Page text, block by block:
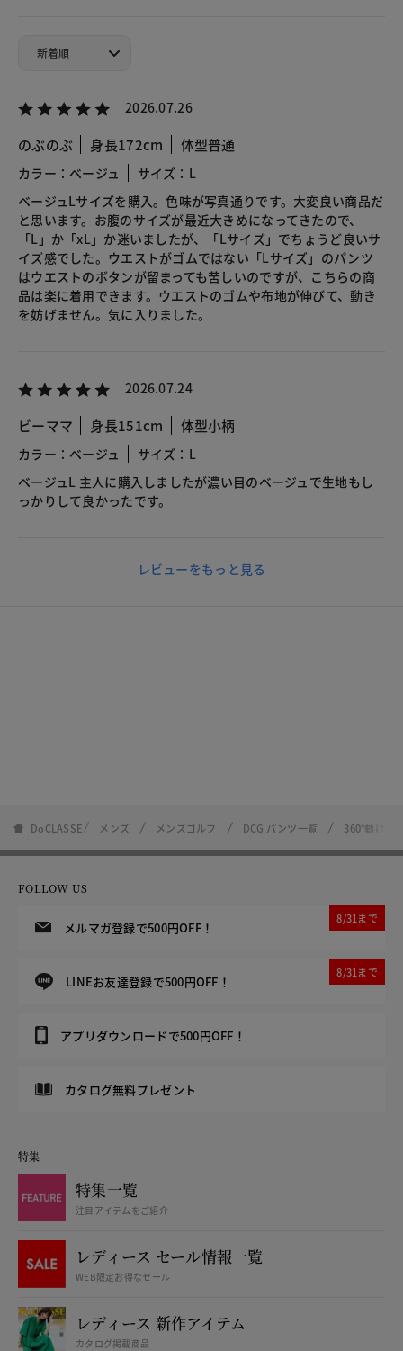
2026.07.26
のぶのぶ 身長172cm 体型普通
カラー：ベージュ
サイズ：L
ベージュLサイズを購入。色味が写真通りです。大変良い商品だ
と思います。お腹のサイズが最近大きめになってきたので、
「L」か「xL」か迷いましたが、「Lサイズ」でちょうど良いサ
イズ感でした。ウエストがゴムではない「Lサイズ」のパンツ
はウエストのボタンが留まっても苦しいのですが、こちらの商
品は楽に着用できます。ウエストのゴムや布地が伸びて、動き
を妨げません。気に入りました。
2026.07.24
ビーママ 身長151cm 体型小柄
カラー：ベージュ
サイズ：L
ベージュL 主人に購入しましたが濃い目のベージュで生地もし
っかりして良かったです。
レビューをもっと見る
DoCLASSE メンズ メンズゴルフ DCG パンツ一覧 360°動ける
FOLLOW US
メルマガ登録で500円OFF！
8/31まで
LINEお友達登録で500円OFF！
8/31まで
アプリダウンロードで500円OFF！
カタログ無料プレゼント
特集
特集一覧
注目アイテムをご紹介
レディース セール情報一覧
WEB限定お得なセール
レディース 新作アイテム
カタログ掲載商品